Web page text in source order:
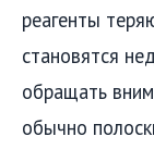
реагенты
становятся
обращать
обычно